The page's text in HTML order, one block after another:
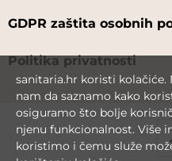
GDPR zaštita osobnih
Politika privatnosti
sanitaria.hr koristi
nam da saznamo kako
osiguramo što bolje
njenu funkcionalnost. Više
koristimo i čemu služe